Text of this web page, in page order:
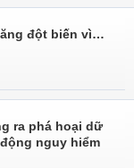
đột biến vì…
ra phá hoại dữ
nguy hiểm